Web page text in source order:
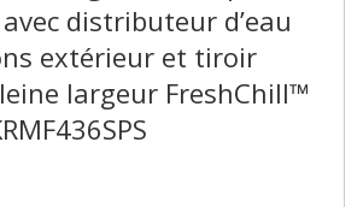
distributeur d’eau
extérieur et tiroir
largeur FreshChill™